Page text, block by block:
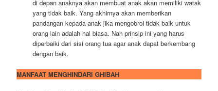
di depan anaknya akan membuat anak akan memiliki watak
yang tidak baik. Yang akhirnya akan memberikan
pandangan kepada anak jika mengobrol tidak baik untuk
orang lain adalah hal biasa. Nah prinsip ini yang harus
diperbaiki dari sisi orang tua agar anak dapat berkembang
dengan baik.
MANFAAT MENGHINDARI GHIBAH